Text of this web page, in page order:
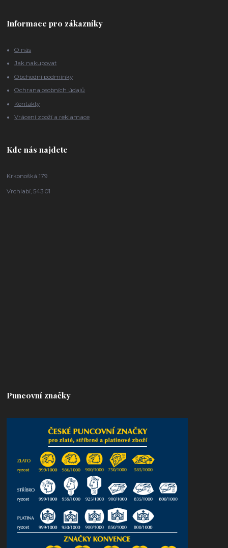
Informace pro zákazníky
O nás
Jak nakupovat
Obchodní podmínky
Ochrana osobních údajů
Kontakty
Vrácení zboží a reklamace
Kde nás najdete
Krkonošká 179
Vrchlabí, 543 01
Puncovní značky